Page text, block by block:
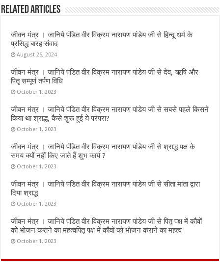
o
o
k
r
A
p
Related Articles
जीवन मंत्र । जानिये पंडित वीर विक्रम नारायण पांडेय जी से हिन्दू धर्म के
प्रसिद्ध बारह संवाद
August 25, 2024
जीवन मंत्र । जानिये पंडित वीर विक्रम नारायण पांडेय जी से देव, ऋषि और
पितृ सम्पूर्ण तर्पण विधि
October 1, 2023
जीवन मंत्र । जानिये पंडित वीर विक्रम नारायण पांडेय जी से सबसे पहले किसने
किया था श्राद्ध, कैसे शुरू हुई ये परंपरा?
October 1, 2023
जीवन मंत्र । जानिये पंडित वीर विक्रम नारायण पांडेय जी से श्राद्ध पक्ष के
समय क्यों नहीं किए जाते हैं शुभ कार्य ?
October 1, 2023
जीवन मंत्र । जानिये पंडित वीर विक्रम नारायण पांडेय जी से सीता माता द्वारा
दिया श्राद्ध
October 1, 2023
जीवन मंत्र । जानिये पंडित वीर विक्रम नारायण पांडेय जी से पितृ पक्ष में कौवों
को भोजन कराने का महत्वपितृ पक्ष में कौवों को भोजन कराने का महत्व
October 1, 2023